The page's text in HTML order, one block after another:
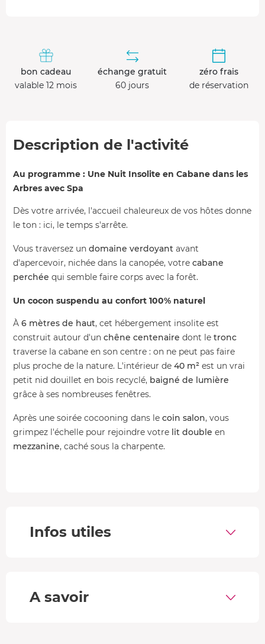
bon cadeau
valable 12 mois
échange gratuit
60 jours
zéro frais
de réservation
Description de l'activité
Au programme : Une Nuit Insolite en Cabane dans les
Arbres avec Spa
Dès votre arrivée, l'accueil chaleureux de vos hôtes donne
le ton : ici, le temps s'arrête.
Vous traversez un domaine verdoyant avant
d'apercevoir, nichée dans la canopée, votre cabane
perchée qui semble faire corps avec la forêt.
Un cocon suspendu au confort 100% naturel
À 6 mètres de haut, cet hébergement insolite est
construit autour d'un chêne centenaire dont le tronc
traverse la cabane en son centre : on ne peut pas faire
plus proche de la nature. L'intérieur de 40 m² est un vrai
petit nid douillet en bois recyclé, baigné de lumière
grâce à ses nombreuses fenêtres.
Après une soirée cocooning dans le coin salon, vous
grimpez l'échelle pour rejoindre votre lit double en
mezzanine, caché sous la charpente.
prolonge l’expérience et vous permet de profiter
Infos utiles
A savoir